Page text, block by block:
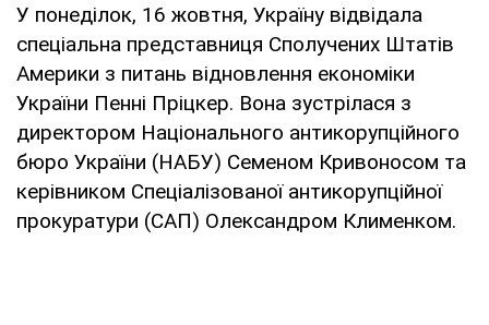
У понеділок, 16 жовтня, Україну відвідала
спеціальна представниця Сполучених Штатів
Америки з питань відновлення економіки
України Пенні Пріцкер. Вона зустрілася з
директором Національного антикорупційного
бюро України (НАБУ) Семеном Кривоносом та
керівником Спеціалізованої антикорупційної
прокуратури (САП) Олександром Клименком.